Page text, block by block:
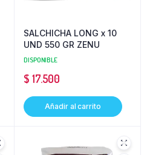
SALCHICHA LONG x 10
UND 550 GR ZENU
DISPONIBLE
$ 17.500
Añadir al carrito